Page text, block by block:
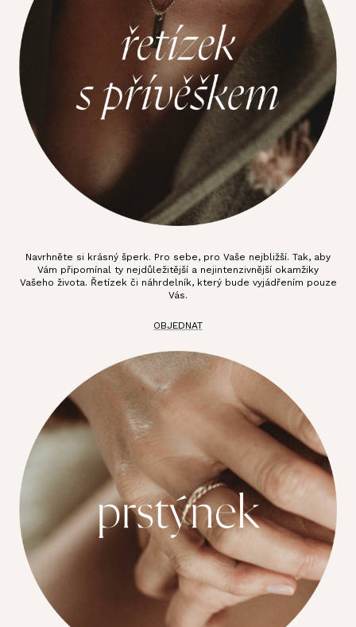
Navrhněte si krásný šperk. Pro sebe, pro Vaše nejbližší. Tak, aby
Vám připomínal ty nejdůležitější a nejintenzivnější okamžiky
Vašeho života. Řetízek či náhrdelník, který bude vyjádřením pouze
Vás.
OBJEDNAT